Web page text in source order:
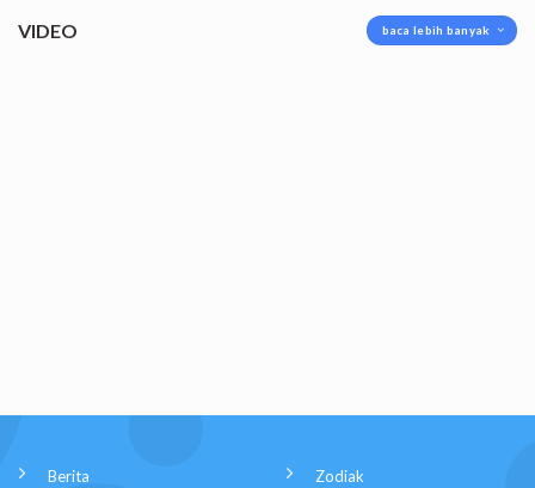
VIDEO baca lebih banyak
Berita Zodiak